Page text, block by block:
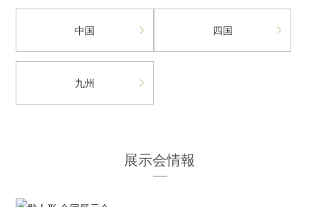
中国 四国
九州
展示会情報